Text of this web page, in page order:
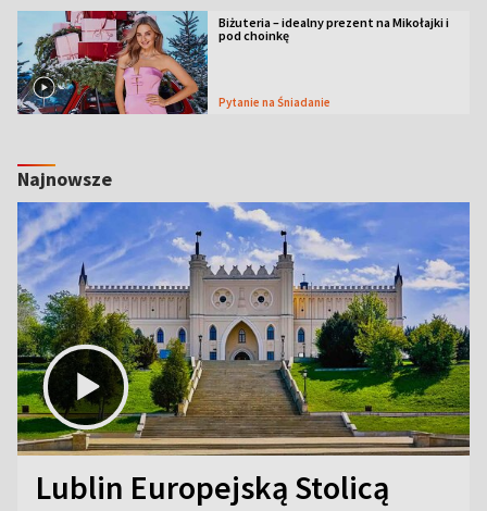
Biżuteria – idealny prezent na Mikołajki i
pod choinkę
Pytanie na Śniadanie
Najnowsze
Lublin Europejską Stolicą